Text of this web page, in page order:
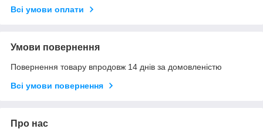
Всі умови оплати
Умови повернення
Повернення товару впродовж 14 днів за домовленістю
Всі умови повернення
Про нас